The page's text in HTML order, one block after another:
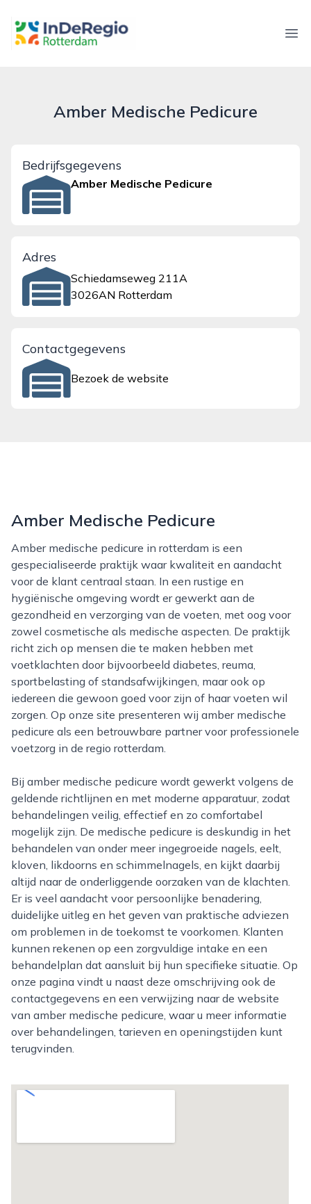
inderegiorotterdam.nl
Amber Medische Pedicure
Bedrijfsgegevens
Amber Medische Pedicure
Adres
Schiedamseweg 211A
3026AN Rotterdam
Contactgegevens
Bezoek de website
Amber Medische Pedicure
Amber medische pedicure in rotterdam is een
gespecialiseerde praktijk waar kwaliteit en aandacht
voor de klant centraal staan. In een rustige en
hygiënische omgeving wordt er gewerkt aan de
gezondheid en verzorging van de voeten, met oog voor
zowel cosmetische als medische aspecten. De praktijk
richt zich op mensen die te maken hebben met
voetklachten door bijvoorbeeld diabetes, reuma,
sportbelasting of standsafwijkingen, maar ook op
iedereen die gewoon goed voor zijn of haar voeten wil
zorgen. Op onze site presenteren wij amber medische
pedicure als een betrouwbare partner voor professionele
voetzorg in de regio rotterdam.
Bij amber medische pedicure wordt gewerkt volgens de
geldende richtlijnen en met moderne apparatuur, zodat
behandelingen veilig, effectief en zo comfortabel
mogelijk zijn. De medische pedicure is deskundig in het
behandelen van onder meer ingegroeide nagels, eelt,
kloven, likdoorns en schimmelnagels, en kijkt daarbij
altijd naar de onderliggende oorzaken van de klachten.
Er is veel aandacht voor persoonlijke benadering,
duidelijke uitleg en het geven van praktische adviezen
om problemen in de toekomst te voorkomen. Klanten
kunnen rekenen op een zorgvuldige intake en een
behandelplan dat aansluit bij hun specifieke situatie. Op
onze pagina vindt u naast deze omschrijving ook de
contactgegevens en een verwijzing naar de website
van amber medische pedicure, waar u meer informatie
over behandelingen, tarieven en openingstijden kunt
terugvinden.